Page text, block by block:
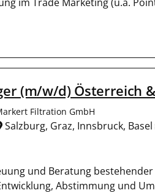
(m/w/d) Österreich
Filtration GmbH
Salzburg, Graz, Innsbruck, Basel
und Beratung
Abstimmung und